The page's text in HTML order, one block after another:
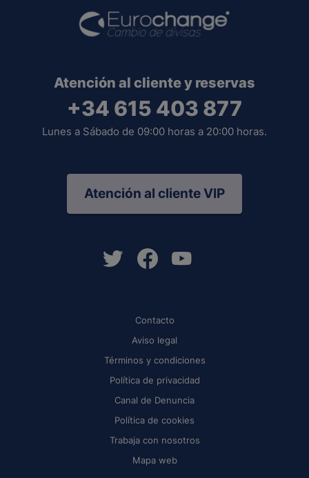
Atención al cliente y reservas
+34 615 403 877
Lunes a Sábado de 09:00 horas a 20:00 horas.
Atención al cliente VIP
Contacto
Aviso legal
Términos y condiciones
Política de privacidad
Canal de Denuncia
Política de cookies
Trabaja con nosotros
Mapa web